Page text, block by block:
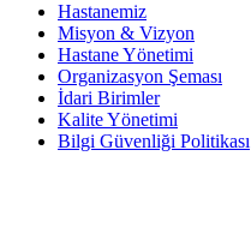
Hastanemiz
Misyon & Vizyon
Hastane Yönetimi
Organizasyon Şeması
İdari Birimler
Kalite Yönetimi
Bilgi Güvenliği Politikası